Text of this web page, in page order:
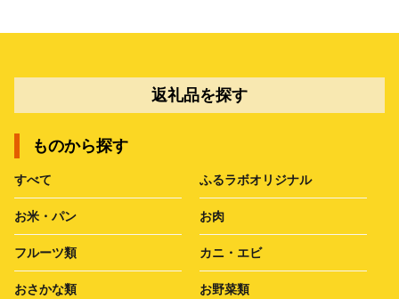
返礼品を探す
ものから探す
すべて ふるラボオリジナル
お米・パン お肉
フルーツ類 カニ・エビ
おさかな類 お野菜類